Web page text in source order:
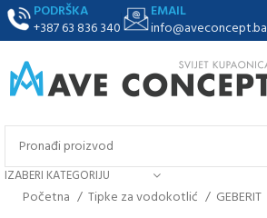
PODRŠKA
+387 63 836 340
EMAIL
info@aveconcept.ba
IZABERI KATEGORIJU
Početna Tipke za vodokotlić GEBERIT